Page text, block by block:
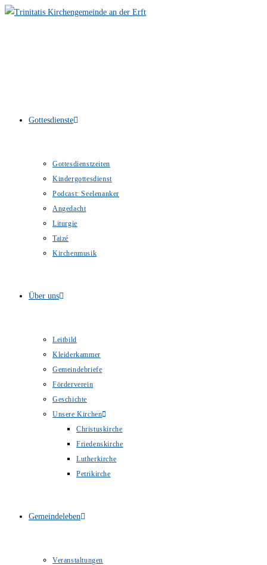
Zum
Gottesdienste
Gottesdienstzeiten
Kindergottesdienst
Podcast: Seelenanker
Angedacht
Liturgie
Taizé
Kirchenmusik
Über uns
Leitbild
Kleiderkammer
Gemeindebriefe
Förderverein
Geschichte
Unsere Kirchen
Christuskirche
Friedenskirche
Lutherkirche
Petrikirche
Gemeindeleben
Veranstaltungen